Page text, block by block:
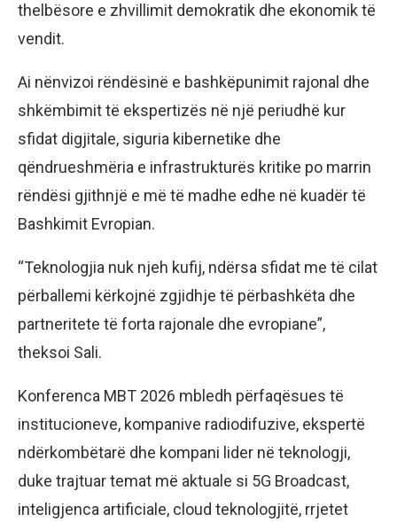
thelbësore e zhvillimit demokratik dhe ekonomik të
vendit.
Ai nënvizoi rëndësinë e bashkëpunimit rajonal dhe
shkëmbimit të ekspertizës në një periudhë kur
sfidat digjitale, siguria kibernetike dhe
qëndrueshmëria e infrastrukturës kritike po marrin
rëndësi gjithnjë e më të madhe edhe në kuadër të
Bashkimit Evropian.
“Teknologjia nuk njeh kufij, ndërsa sfidat me të cilat
përballemi kërkojnë zgjidhje të përbashkëta dhe
partneritete të forta rajonale dhe evropiane”,
theksoi Sali.
Konferenca MBT 2026 mbledh përfaqësues të
institucioneve, kompanive radiodifuzive, ekspertë
ndërkombëtarë dhe kompani lider në teknologji,
duke trajtuar temat më aktuale si 5G Broadcast,
inteligjenca artificiale, cloud teknologjitë, rrjetet